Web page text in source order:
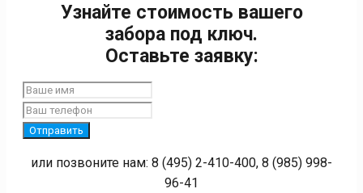
Узнайте стоимость вашего
забора под ключ.
Оставьте заявку:
Отправить
или позвоните нам: 8 (495) 2-410-400, 8 (985) 998-
96-41